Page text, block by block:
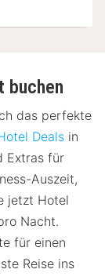
buchen
das perfekte
Deals in
Extras für
Auszeit,
jetzt Hotel
Nacht.
für einen
Reise ins